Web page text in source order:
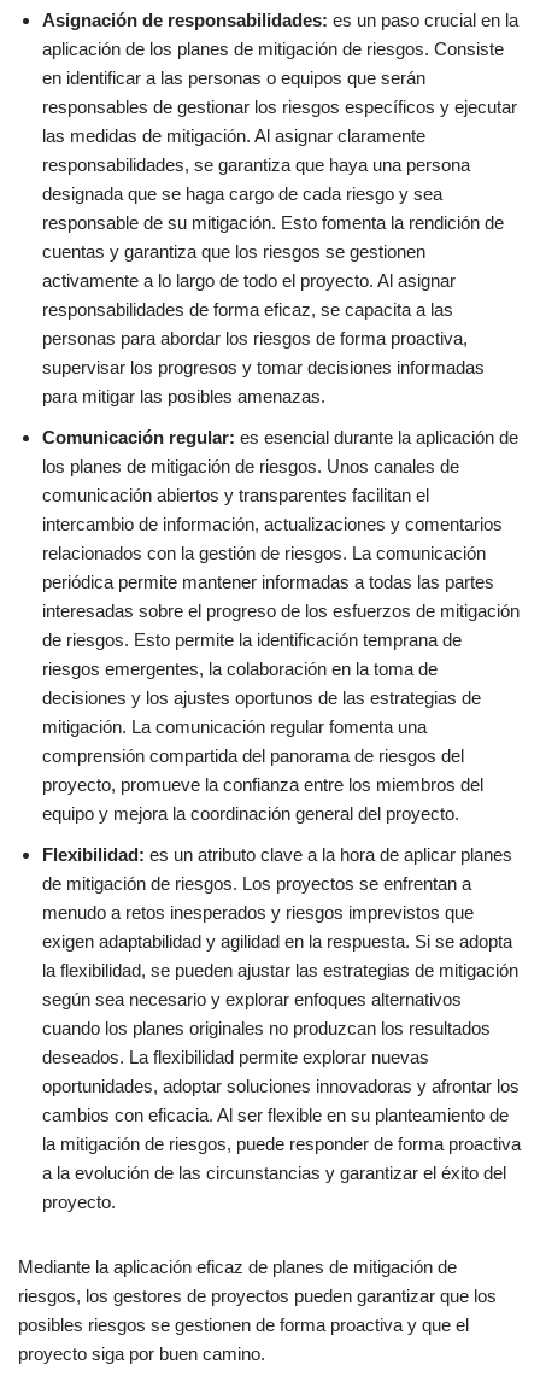
Asignación de responsabilidades: es un paso crucial en la
aplicación de los planes de mitigación de riesgos. Consiste
en identificar a las personas o equipos que serán
responsables de gestionar los riesgos específicos y ejecutar
las medidas de mitigación. Al asignar claramente
responsabilidades, se garantiza que haya una persona
designada que se haga cargo de cada riesgo y sea
responsable de su mitigación. Esto fomenta la rendición de
cuentas y garantiza que los riesgos se gestionen
activamente a lo largo de todo el proyecto. Al asignar
responsabilidades de forma eficaz, se capacita a las
personas para abordar los riesgos de forma proactiva,
supervisar los progresos y tomar decisiones informadas
para mitigar las posibles amenazas.
Comunicación regular: es esencial durante la aplicación de
los planes de mitigación de riesgos. Unos canales de
comunicación abiertos y transparentes facilitan el
intercambio de información, actualizaciones y comentarios
relacionados con la gestión de riesgos. La comunicación
periódica permite mantener informadas a todas las partes
interesadas sobre el progreso de los esfuerzos de mitigación
de riesgos. Esto permite la identificación temprana de
riesgos emergentes, la colaboración en la toma de
decisiones y los ajustes oportunos de las estrategias de
mitigación. La comunicación regular fomenta una
comprensión compartida del panorama de riesgos del
proyecto, promueve la confianza entre los miembros del
equipo y mejora la coordinación general del proyecto.
Flexibilidad: es un atributo clave a la hora de aplicar planes
de mitigación de riesgos. Los proyectos se enfrentan a
menudo a retos inesperados y riesgos imprevistos que
exigen adaptabilidad y agilidad en la respuesta. Si se adopta
la flexibilidad, se pueden ajustar las estrategias de mitigación
según sea necesario y explorar enfoques alternativos
cuando los planes originales no produzcan los resultados
deseados. La flexibilidad permite explorar nuevas
oportunidades, adoptar soluciones innovadoras y afrontar los
cambios con eficacia. Al ser flexible en su planteamiento de
la mitigación de riesgos, puede responder de forma proactiva
a la evolución de las circunstancias y garantizar el éxito del
proyecto.
Mediante la aplicación eficaz de planes de mitigación de
riesgos, los gestores de proyectos pueden garantizar que los
posibles riesgos se gestionen de forma proactiva y que el
proyecto siga por buen camino.